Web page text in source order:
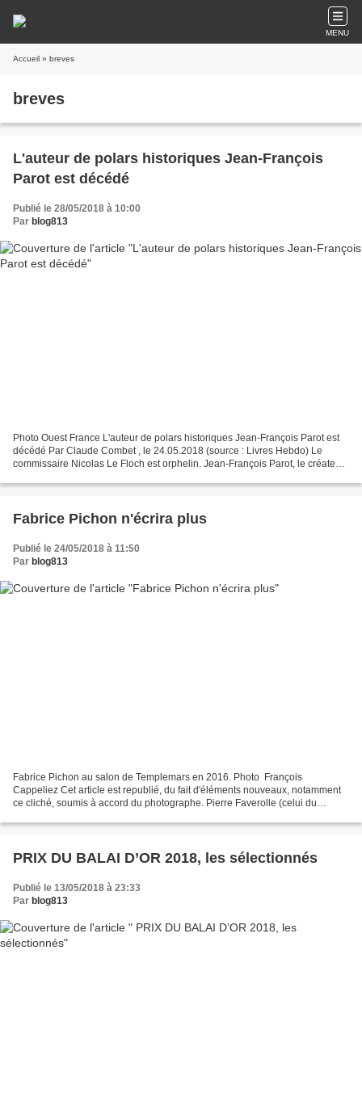
MENU
Accueil » breves
breves
L'auteur de polars historiques Jean-François
Parot est décédé
Publié le 28/05/2018 à 10:00
Par blog813
Photo Ouest France L'auteur de polars historiques Jean-François Parot est
décédé Par Claude Combet , le 24.05.2018 (source : Livres Hebdo) Le
commissaire Nicolas Le Floch est orphelin. Jean-François Parot, le créateur
Fabrice Pichon n'écrira plus
Publié le 24/05/2018 à 11:50
Par blog813
Fabrice Pichon au salon de Templemars en 2016. Photo ​ François
Cappeliez Cet article est republié, du fait d'éléments nouveaux, notamment
ce cliché, soumis à accord du photographe. Pierre Faverolle (celui du
PRIX DU BALAI D’OR 2018, les sélectionnés
Publié le 13/05/2018 à 23:33
Par blog813